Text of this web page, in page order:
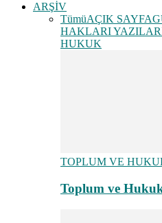
ARŞİV
TümüAÇIK SAYFA
HAKLARI
HUKUK
TOPLUM VE
Toplum ve Hukuk